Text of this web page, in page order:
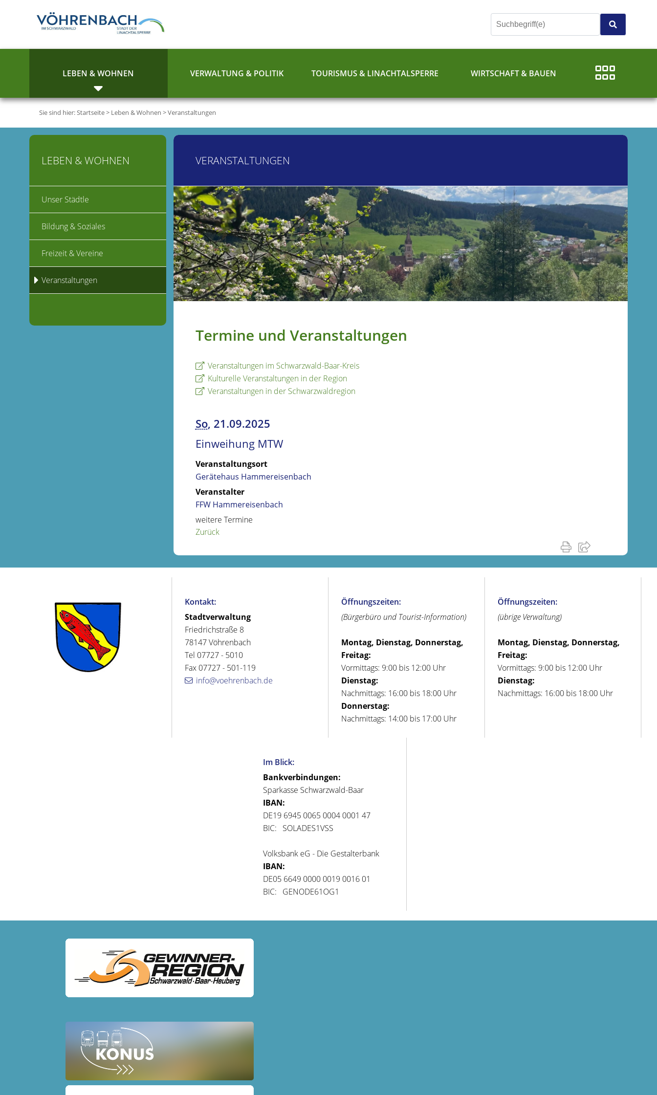
LEBEN & WOHNEN VERWALTUNG & POLITIK TOURISMUS & LINACHTALSPERRE WIRTSCHAFT & BAUEN
Sie sind hier:Startseite> Leben & Wohnen >Veranstaltungen
VERANSTALTUNGEN
Termine und Veranstaltungen
Veranstaltungen im Schwarzwald-Baar-Kreis
Kulturelle Veranstaltungen in der Region
Veranstaltungen in der Schwarzwaldregion
So, 21.09.2025
Einweihung MTW
Veranstaltungsort
Gerätehaus Hammereisenbach
Veranstalter
FFW Hammereisenbach
weitere Termine
Zurück
LEBEN & WOHNEN
Unser Städtle
Bildung & Soziales
Freizeit & Vereine
Veranstaltungen
Kontakt:
Stadtverwaltung
Friedrichstraße 8
78147 Vöhrenbach
Tel 07727 - 5010
Fax 07727 - 501-119
info@voehrenbach.de
Öffnungszeiten:
(Bürgerbüro und Tourist-Information)
Montag, Dienstag, Donnerstag,
Freitag:
Vormittags: 9:00 bis 12:00 Uhr
Dienstag:
Nachmittags: 16:00 bis 18:00 Uhr
Donnerstag:
Nachmittags: 14:00 bis 17:00 Uhr
Öffnungszeiten:
(übrige Verwaltung)
Montag, Dienstag, Donnerstag,
Freitag:
Vormittags: 9:00 bis 12:00 Uhr
Dienstag:
Nachmittags: 16:00 bis 18:00 Uhr
Im Blick:
Bankverbindungen:
Sparkasse Schwarzwald-Baar
IBAN:
DE19 6945 0065 0004 0001 47
BIC: SOLADES1VSS
Volksbank eG - Die Gestalterbank
IBAN:
DE05 6649 0000 0019 0016 01
BIC: GENODE61OG1